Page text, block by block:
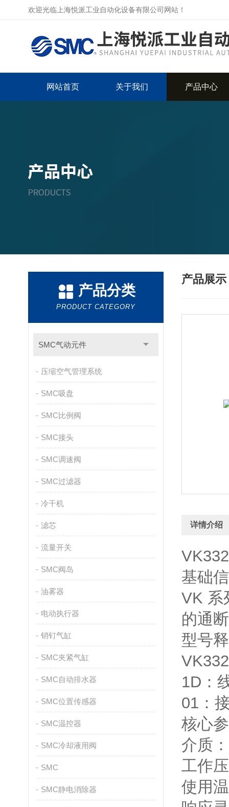
欢迎光临上海悦派工业自动化设备有限公司网站！
网站首页 关于我们 产品中心
产品分类
PRODUCT CATEGORY
SMC气动元件
压缩空气管理系统
SMC吸盘
SMC比例阀
SMC接头
SMC调速阀
SMC过滤器
冷干机
滤芯
流量开关
SMC阀岛
油雾器
电动执行器
销钉气缸
SMC夹紧气缸
SMC自动排水器
SMC位置传感器
SMC温控器
SMC冷却液用阀
SMC
SMC静电消除器
产品展示
详情介绍
基础
VK 系
的通
型号
1D：
01：
核心
介质
工作
使用